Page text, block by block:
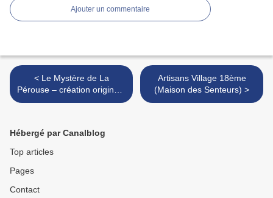
Ajouter un commentaire
< Le Mystère de La
Pérouse – création originale
2018
Artisans Village 18ème
(Maison des Senteurs) >
Hébergé par Canalblog
Top articles
Pages
Contact